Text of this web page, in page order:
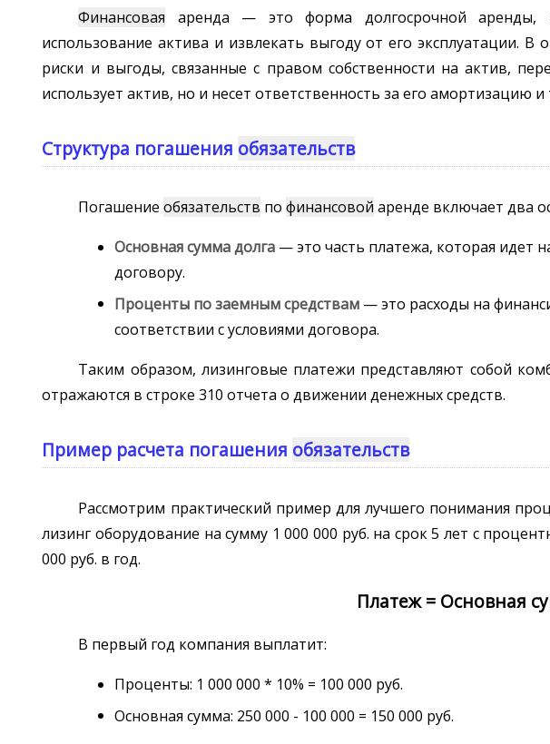
Финансовая аренда — это форма долгосрочной аренды,
использование актива и извлекать выгоду от его эксплуатации.
риски и выгоды, связанные с правом собственности на актив,
использует актив, но и несет ответственность за его амортизацию
Структура погашения обязательств
Погашениеобязательств пофинансовой аренде включает два
Основная сумма долга — это часть платежа, которая идет
договору.
Проценты по заемным средствам — это расходы на
соответствии с условиями договора.
Таким образом, лизинговые платежи представляют собой
отражаются в строке 310 отчета о движении денежных средств.
Пример расчета погашения обязательств
Рассмотрим практический пример для лучшего понимания
лизинг оборудование на сумму 1 000 000 руб. на срок 5 лет с
000 руб. в год.
Платеж = Основная
В первый год компания выплатит:
Проценты: 1 000 000 * 10% = 100 000 руб.
Основная сумма: 250 000 - 100 000 = 150 000 руб.